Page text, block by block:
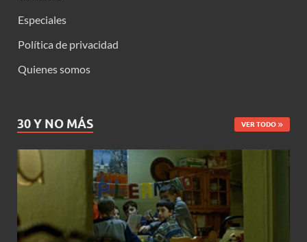
Especiales
Política de privacidad
Quienes somos
30 Y NO MÁS VER TODO